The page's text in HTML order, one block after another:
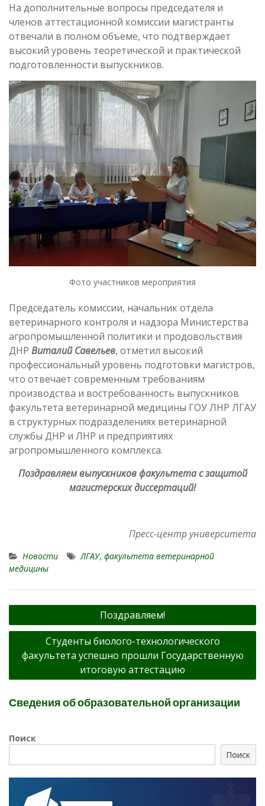
На дополнительные вопросы председателя и
членов аттестационной комиссии магистранты
отвечали в полном объеме, что подтверждает
высокий уровень теоретической и практической
подготовленности выпускников.
Фото участников мероприятия
Председатель комиссии, начальник отдела
ветеринарного контроля и надзора Министерства
агропромышленной политики и продовольствия
ДНР Виталий Савельев, отметил высокий
профессиональный уровень подготовки магистров,
что отвечает современным требованиям
производства и востребованность выпускников
факультета ветеринарной медицины ГОУ ЛНР ЛГАУ
в структурных подразделениях ветеринарной
службы ДНР и ЛНР и предприятиях
агропромышленного комплекса.
Поздравляем выпускников факультета с защитой
магистерских диссертаций!
Пресс-центр университета
Новости ЛГАУ, факультета ветеринарной
медицины
Навигация
по
записям
Поздравляем!
Студенты биолого-технологического
факультета успешно прошли Государственную
итоговую аттестацию
Сведения об образовательной организации
Поиск
Поиск